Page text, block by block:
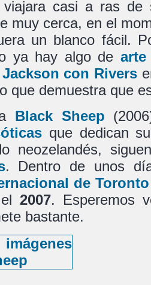
viajara casi a ras
muy cerca, en el
un blanco fácil.
ya hay algo de
con Rivers
que demuestra que
Black Sheep
que dedican
neozelandés,
. Dentro de unos
de Toronto
2007. Esperemos
bastante.